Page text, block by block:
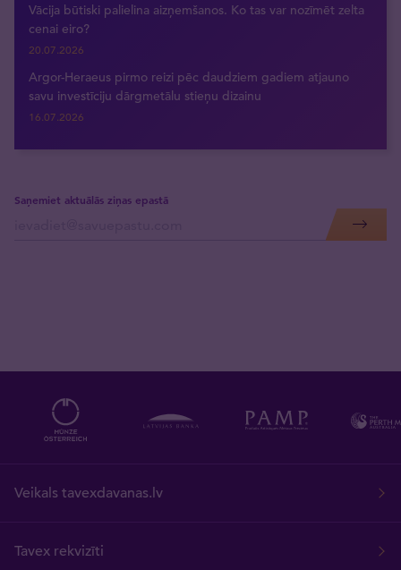
Vācija būtiski palielina aizņemšanos. Ko tas var nozīmēt zelta
cenai eiro?
20.07.2026
Argor-Heraeus pirmo reizi pēc daudziem gadiem atjauno
savu investīciju dārgmetālu stieņu dizainu
16.07.2026
Saņemiet aktuālās ziņas epastā
Veikals tavexdavanas.lv
Tavex rekvizīti